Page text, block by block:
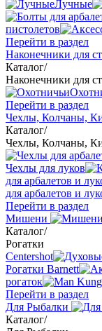
Лучные
пистолетов
Перейти в раздел
Наконечники для
Каталог/
Наконечники для
Перейти в раздел
Чехлы, Колчаны,
Каталог/
Чехлы, Колчаны,
Чехлы для луков
для арбалетов и
для арбалетов и
Перейти в раздел
Мишени
Каталог/
Рогатки
Centershot
Рогатки Barnett
рогаток
Перейти в раздел
Для Рыбалки
Каталог/